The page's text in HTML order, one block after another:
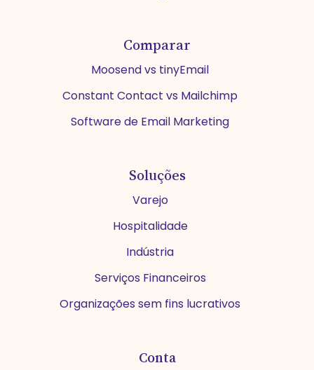
Comparar
Moosend vs tinyEmail
Constant Contact vs Mailchimp
Software de Email Marketing
Soluções
Varejo
Hospitalidade
Indústria
Serviços Financeiros
Organizações sem fins lucrativos
Conta